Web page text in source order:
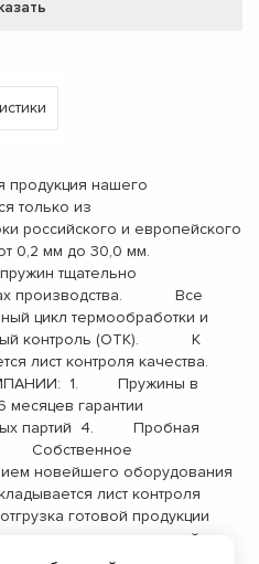
нашего
только из
российского и европейского
от 0,2 мм до 30,0 мм.
тщательно
производства. Все
цикл термообработки и
контроль (ОТК). К
лист контроля качества.
1. Пружины в
гарантии
партий 4. Пробная
Собственное
новейшего оборудования
лист контроля
готовой продукции
транспортной
года